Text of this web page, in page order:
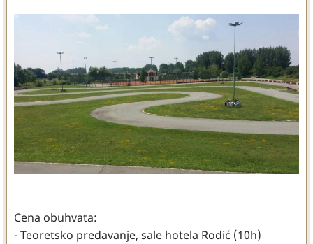
Cena obuhvata:
- Teoretsko predavanje, sale hotela Rodić (10h)